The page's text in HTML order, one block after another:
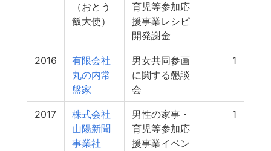
（おとう
飯大使）
育児等参加応
援事業レシピ
開発謝金
2016
有限会社
丸の内常
盤家
男女共同参画
に関する懇談
会
1
2017
株式会社
山陽新聞
事業社
男性の家事・
育児等参加応
援事業イベン
1